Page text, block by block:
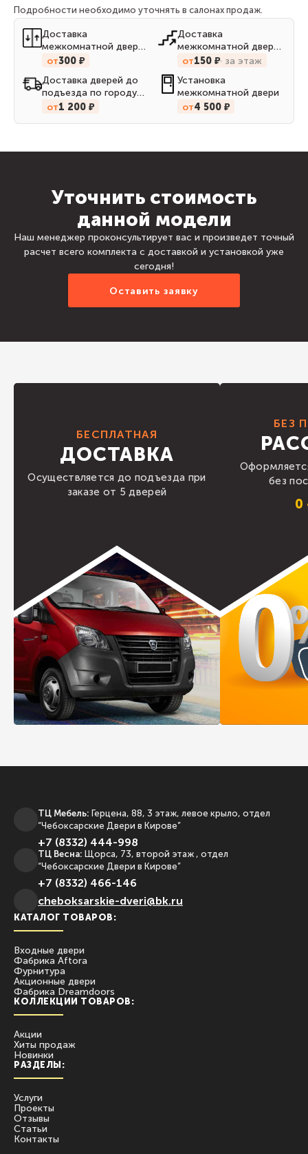
Подробности необходимо уточнять в салонах продаж.
Доставка
межкомнатной двери
до квартиры на лифте
от300 ₽
Доставка
межкомнатной двери
до квартиры по
от150 ₽ за этаж
Доставка дверей до
подъезда по городу
Кирову
от1 200 ₽
Установка
межкомнатной двери
от4 500 ₽
Уточнить стоимость
данной модели
Наш менеджер проконсультирует вас и произведет точный
расчет всего комплекта с доставкой и установкой уже
сегодня!
Оставить заявку
БЕСПЛАТНАЯ
ДОСТАВКА
Осуществляется до подъезда при
заказе от 5 дверей
БЕЗ
без
0
КАТАЛОГ ТОВАРОВ:
Входные двери
Фабрика Aftora
Фурнитура
Акционные двери
Фабрика Dreamdoors
КОЛЛЕКЦИИ ТОВАРОВ:
Акции
Хиты продаж
Новинки
РАЗДЕЛЫ:
Услуги
Проекты
Отзывы
Статьи
Контакты
ТЦ Мебель: Герцена, 88, 3 этаж, левое крыло, отдел
“Чебоксарские Двери в Кирове”
+7 (8332) 444-998
ТЦ Весна: Щорса, 73, второй этаж , отдел
“Чебоксарские Двери в Кирове”
+7 (8332) 466-146
сheboksarskie-dveri@bk.ru